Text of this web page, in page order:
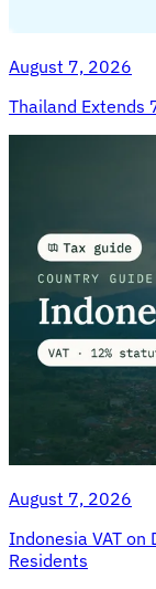
August 7, 2026
Thailand Extends
August 7, 2026
Indonesia VAT on
Residents